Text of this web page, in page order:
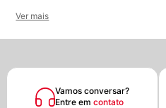
Ver mais
Vamos conversar?
Entre em contato